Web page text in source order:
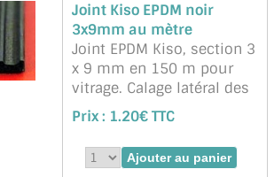
Joint Kiso EPDM noir
3x9mm au mètre
Joint EPDM Kiso, section 3
x 9 mm en 150 m pour
vitrage. Calage latéral des
vitres (verres) en feuillure.
Une face autocollante
Marque : NNPP Service
Miroiterie - Référence :
Prix : 1.20€ TTC